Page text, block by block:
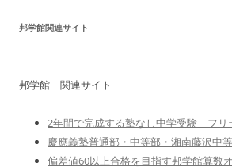
邦学館関連サイト
邦学館 関連サイト
2年間で完成する塾なし中学受験 フリ
慶應義塾普通部・中等部・湘南藤沢
偏差値60以上合格を目指す邦学館算数